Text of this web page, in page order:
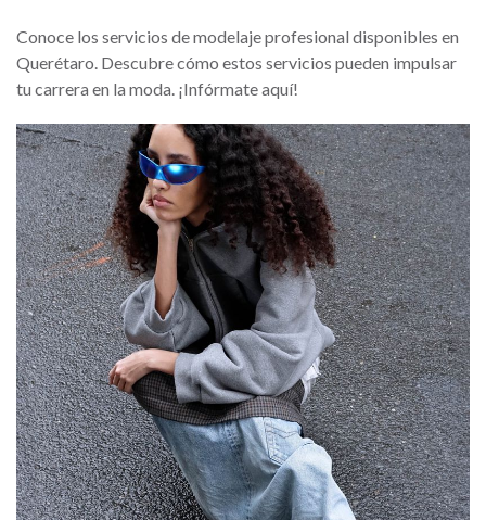
Conoce los servicios de modelaje profesional disponibles en
Querétaro. Descubre cómo estos servicios pueden impulsar
tu carrera en la moda. ¡Infórmate aquí!